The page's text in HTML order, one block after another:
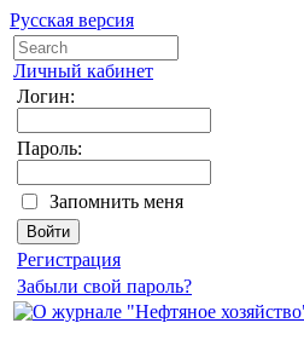
Русская версия
Личный кабинет
Логин:
Пароль:
Запомнить меня
Регистрация
Забыли свой пароль?